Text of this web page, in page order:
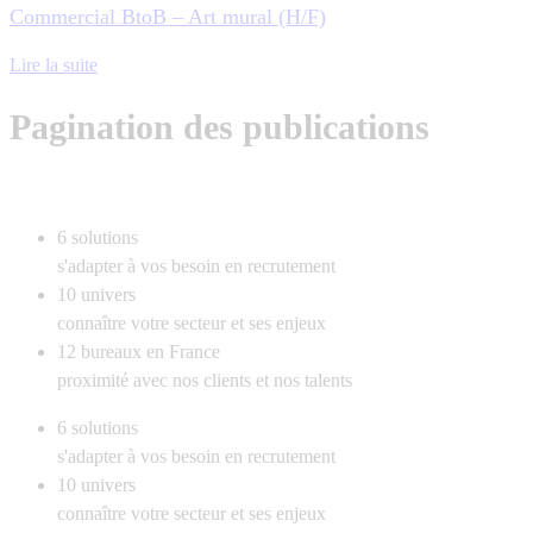
Commercial BtoB – Art mural (H/F)
Lire la suite
Pagination des publications
6 solutions
s'adapter à vos besoin en recrutement
10 univers
connaître votre secteur et ses enjeux
12 bureaux en France
proximité avec nos clients et nos talents
6 solutions
s'adapter à vos besoin en recrutement
10 univers
connaître votre secteur et ses enjeux